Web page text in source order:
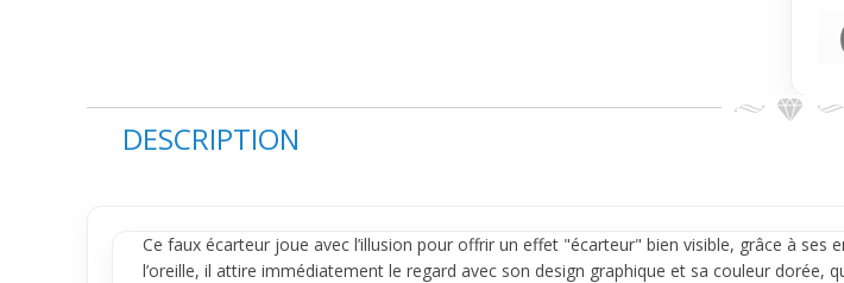
DESCRIPTION
Ce faux écarteurjoue avec l’illusion pour offrir un effet "écarteur" bien visible, grâce à ses
l’oreille, il attire immédiatement le regard avec son design graphique et sa couleur